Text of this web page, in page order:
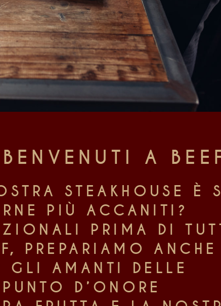
A
STEAKHOUSE È
PIÙ ACCANITI?
PRIMA DI
PREPARIAMO ANCHE
AMANTI DELLE
D’ONORE